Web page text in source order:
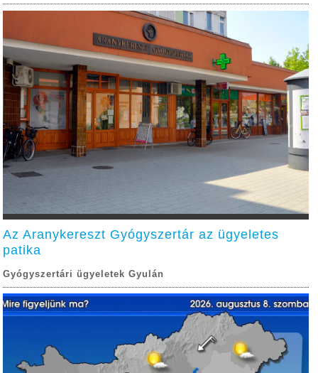
Az Aranykereszt Gyógyszertár az ügyeletes
patika
Gyógyszertári ügyeletek Gyulán